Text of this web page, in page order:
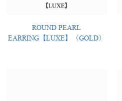
ROUND PEARL
EARRING【LUXE】（GOLD）